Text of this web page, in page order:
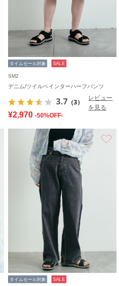
タイムセール対象 SALE
SM2
デニム/ツイルペインターハーフパンツ
3.7 （3）
レビュー
を見る
¥2,970 -50%OFF-
タイムセール対象 SALE